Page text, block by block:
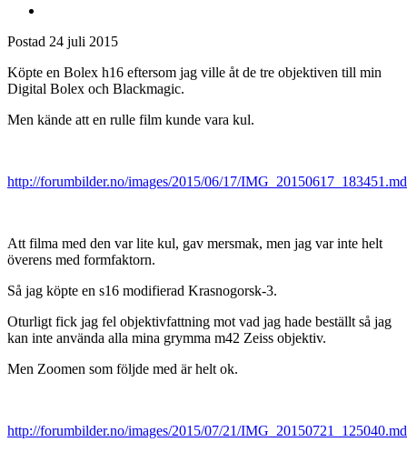
Postad 24 juli 2015
Köpte en Bolex h16 eftersom jag ville åt de tre objektiven till min
Digital Bolex och Blackmagic.
Men kände att en rulle film kunde vara kul.
http://forumbilder.no/images/2015/06/17/
Att filma med den var lite kul, gav mersmak, men jag var inte helt
överens med formfaktorn.
Så jag köpte en s16 modifierad Krasnogorsk-3.
Oturligt fick jag fel objektivfattning mot vad jag hade beställt så jag
kan inte använda alla mina grymma m42 Zeiss objektiv.
Men Zoomen som följde med är helt ok.
http://forumbilder.no/images/2015/07/21/